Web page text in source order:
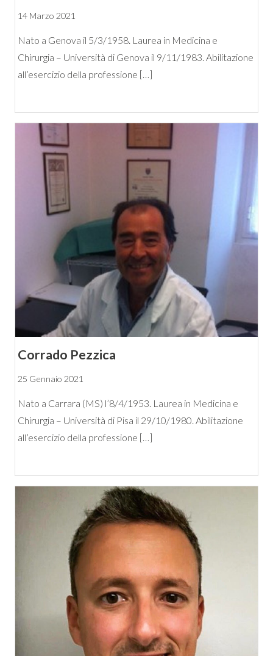
14 Marzo 2021
Nato a Genova il 5/3/1958. Laurea in Medicina e
Chirurgia – Università di Genova il 9/11/1983. Abilitazione
all’esercizio della professione […]
Corrado Pezzica
25 Gennaio 2021
Nato a Carrara (MS) l’8/4/1953. Laurea in Medicina e
Chirurgia – Università di Pisa il 29/10/1980. Abilitazione
all’esercizio della professione […]